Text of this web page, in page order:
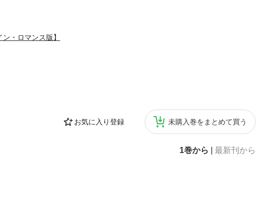
お気に入り登録 未購入巻をまとめて買う
1巻から 最新刊から
作品のハーレクイン・ロマ
・ロマンス版】